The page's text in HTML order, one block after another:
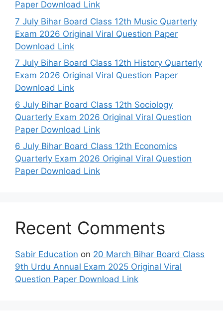
Paper Download Link
7 July Bihar Board Class 12th Music Quarterly
Exam 2026 Original Viral Question Paper
Download Link
7 July Bihar Board Class 12th History Quarterly
Exam 2026 Original Viral Question Paper
Download Link
6 July Bihar Board Class 12th Sociology
Quarterly Exam 2026 Original Viral Question
Paper Download Link
6 July Bihar Board Class 12th Economics
Quarterly Exam 2026 Original Viral Question
Paper Download Link
Recent Comments
Sabir Education on 20 March Bihar Board Class
9th Urdu Annual Exam 2025 Original Viral
Question Paper Download Link